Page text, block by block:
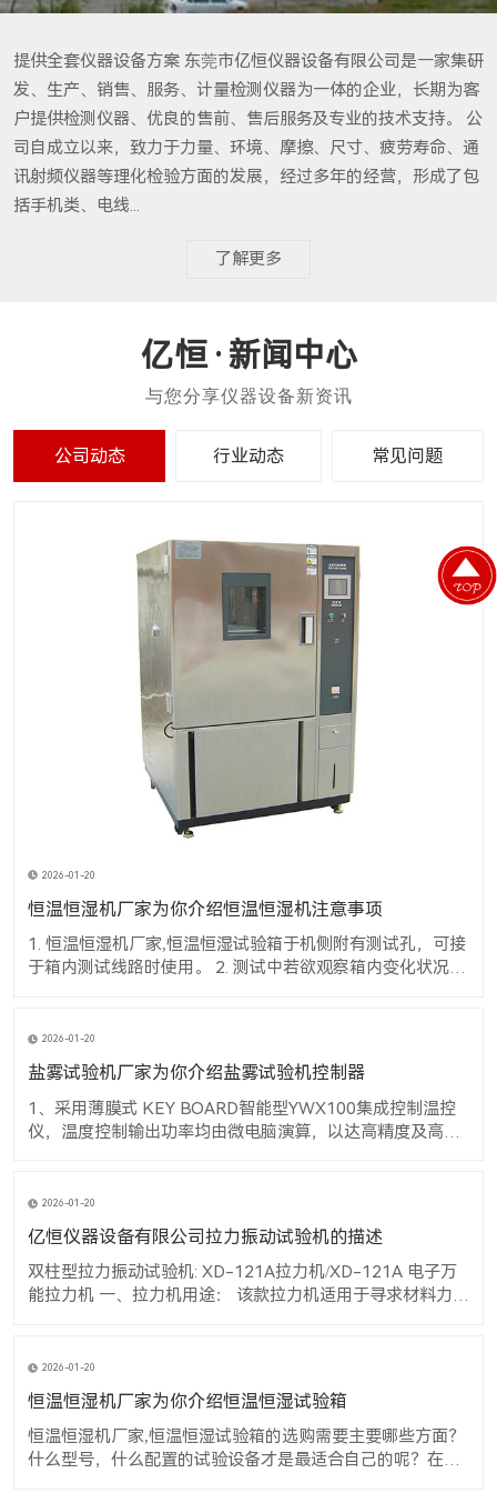
提供全套仪器设备方案 东莞市亿恒仪器设备有限公司是一家集研
发、生产、销售、服务、计量检测仪器为一体的企业，长期为客
户提供检测仪器、优良的售前、售后服务及专业的技术支持。 公
司自成立以来，致力于力量、环境、摩擦、尺寸、疲劳寿命、通
讯射频仪器等理化检验方面的发展，经过多年的经营，形成了包
括手机类、电线...
了解更多
新闻中心
公司动态 行业动态 常见问题
2026-01-20
恒温恒湿机厂家为你介绍恒温恒湿机注意事项
1. 恒温恒湿机厂家,恒温恒湿试验箱于机侧附有测试孔，可接
于箱内测试线路时使用。 2. 测试中若欲观察箱内变化状况
转时，应尽量避免打开箱门，因为做低温时，若开启箱门易
造成内部蒸发器
2026-01-20
盐雾试验机厂家为你介绍盐雾试验机控制器
1、采用薄膜式 KEY BOARD智能型YWX100集成控制温控
仪，温度控制输出功率均由微电脑演算，以达高精度及高效
2026-01-20
亿恒仪器设备有限公司拉力振动试验机的描述
双柱型拉力振动试验机: XD-121A拉力机/XD-121A 电子万
能拉力机 一、拉力机用途： 该款拉力机适用于寻求材料力与
项力学实验及分析。 二：拉力机结构结构原理： 本机采用液
压机电一体化设
2026-01-20
恒温恒湿机厂家为你介绍恒温恒湿试验箱
恒温恒湿机厂家,恒温恒湿试验箱的选购需要主要哪些方面？
什么型号，什么配置的试验设备才是最适合自己的呢？在